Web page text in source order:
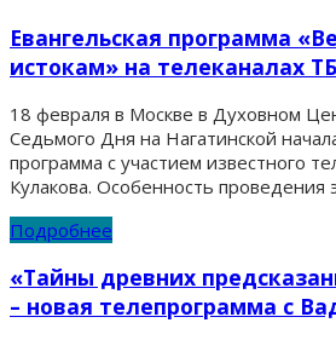
Евангельская программа
истокам» на телеканалах
18 февраля в Москве в Духовном
Седьмого Дня на Нагатинской
программа с участием известного
Кулакова. Особенность проведения
Подробнее
«Тайны древних
– новая телепрограмма с